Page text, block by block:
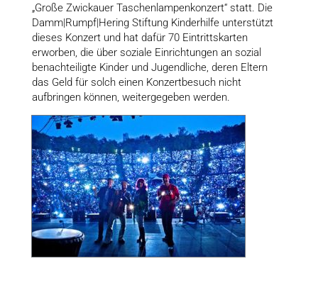
„Große Zwickauer Taschenlampenkonzert“ statt. Die
Damm|Rumpf|Hering Stiftung Kinderhilfe unterstützt
dieses Konzert und hat dafür 70 Eintrittskarten
erworben, die über soziale Einrichtungen an sozial
benachteiligte Kinder und Jugendliche, deren Eltern
das Geld für solch einen Konzertbesuch nicht
aufbringen können, weitergegeben werden.